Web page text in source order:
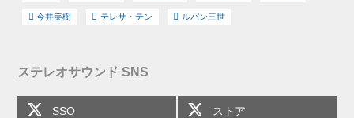
今井美樹 テレサ・テン ルパン三世
ステレオサウンド SNS
SSO ストア